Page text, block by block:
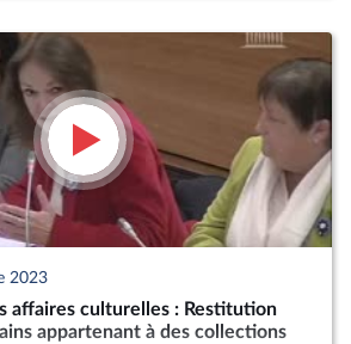
2023
affaires culturelles : Restitution
appartenant à des collections